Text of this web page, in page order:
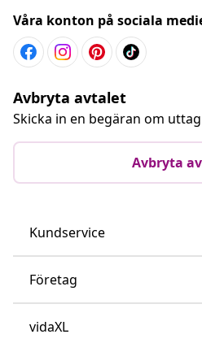
Våra konton på sociala
Avbryta avtalet
Skicka in en begäran om
Avbryta
Kundservice
Företag
vidaXL